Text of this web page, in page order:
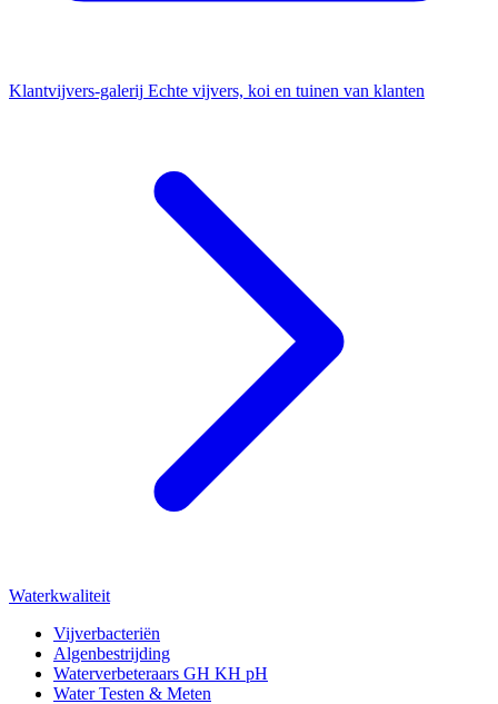
Klantvijvers-galerij Echte vijvers, koi en tuinen van klanten
Waterkwaliteit
Vijverbacteriën
Algenbestrijding
Waterverbeteraars GH KH pH
Water Testen & Meten